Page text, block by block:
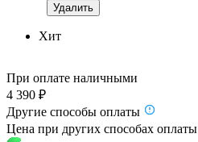
Удалить
Хит
При оплате наличными
4 390 ₽
Другие способы оплаты
Цена при других способах оплаты